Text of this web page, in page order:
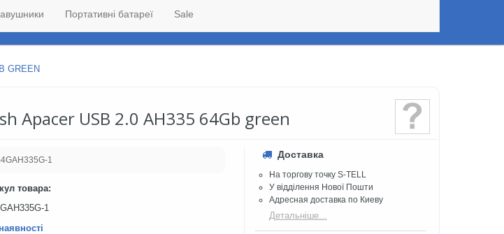
Портативні батареї Sale
GREEN
Apacer USB 2.0 AH335 64Gb green
1
товара:
1
Доставка
На торгову точку S-TELL
У відділення Нової Пошти
Адресная доставка по Киеву
Детальніше...